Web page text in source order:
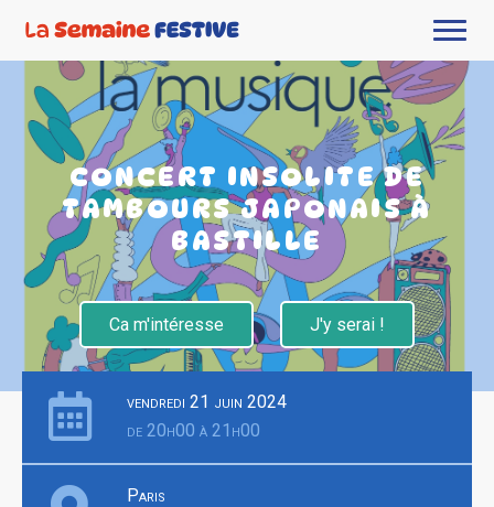
CONCERT INSOLITE DE
TAMBOURS JAPONAIS À
BASTILLE
Ca m'intéresse J'y serai !
vendredi 21 juin 2024
de 20h00 à 21h00
Paris